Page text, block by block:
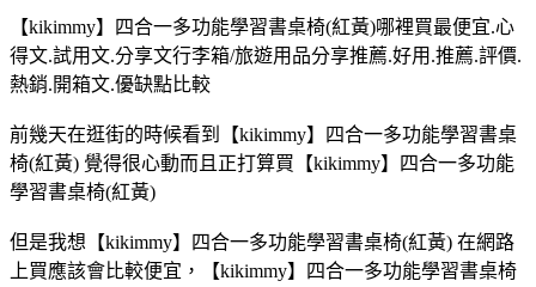
【kikimmy】四合一多功能學習書桌椅(紅黃)哪裡買最便宜.心
得文.試用文.分享文行李箱/旅遊用品分享推薦.好用.推薦.評價.
熱銷.開箱文.優缺點比較
前幾天在逛街的時候看到【kikimmy】四合一多功能學習書桌
椅(紅黃) 覺得很心動而且正打算買【kikimmy】四合一多功能
學習書桌椅(紅黃)
但是我想【kikimmy】四合一多功能學習書桌椅(紅黃) 在網路
上買應該會比較便宜，【kikimmy】四合一多功能學習書桌椅